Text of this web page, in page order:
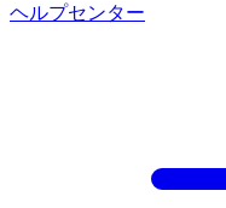
ヘルプセンター